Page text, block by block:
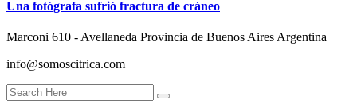
Una fotógrafa sufrió fractura de cráneo
Marconi 610 - Avellaneda Provincia de Buenos Aires Argentina
info@somoscitrica.com